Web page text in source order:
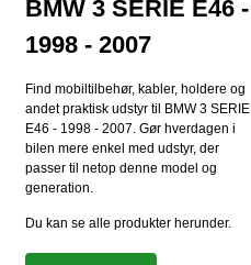
BMW 3 SERIE E46 -
1998 - 2007
Find mobiltilbehør, kabler, holdere og
andet praktisk udstyr til BMW 3 SERIE
E46 - 1998 - 2007. Gør hverdagen i
bilen mere enkel med udstyr, der
passer til netop denne model og
generation.
Du kan se alle produkter herunder.